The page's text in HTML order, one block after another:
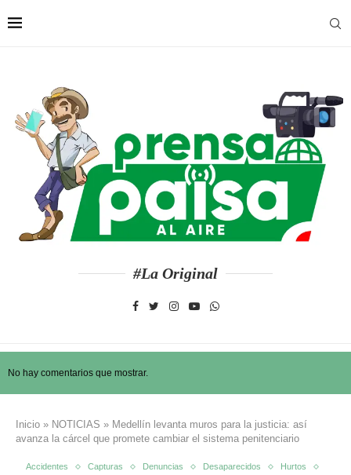
#La Original
No hay comentarios que mostrar.
Inicio » NOTICIAS » Medellín levanta muros para la justicia: así
avanza la cárcel que promete cambiar el sistema penitenciario
Accidentes Capturas Denuncias Desaparecidos
Hurtos